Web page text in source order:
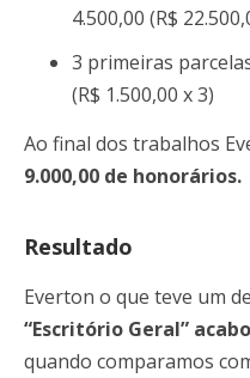
4.500,00 (R$
3 primeiras
(R$ 1.500,00 x 3)
Ao final dos trabalhos
9.000,00 de honorários.
Resultado
Everton o que teve um
“Escritório Geral”
quando comparamos